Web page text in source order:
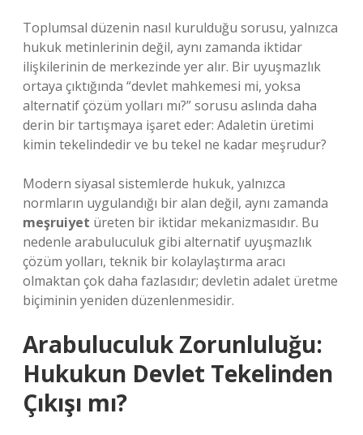
Toplumsal düzenin nasıl kurulduğu sorusu, yalnızca
hukuk metinlerinin değil, aynı zamanda iktidar
ilişkilerinin de merkezinde yer alır. Bir uyuşmazlık
ortaya çıktığında “devlet mahkemesi mi, yoksa
alternatif çözüm yolları mı?” sorusu aslında daha
derin bir tartışmaya işaret eder: Adaletin üretimi
kimin tekelindedir ve bu tekel ne kadar meşrudur?
Modern siyasal sistemlerde hukuk, yalnızca
normların uygulandığı bir alan değil, aynı zamanda
meşruiyet üreten bir iktidar mekanizmasıdır. Bu
nedenle arabuluculuk gibi alternatif uyuşmazlık
çözüm yolları, teknik bir kolaylaştırma aracı
olmaktan çok daha fazlasıdır; devletin adalet üretme
biçiminin yeniden düzenlenmesidir.
Arabuluculuk Zorunluluğu:
Hukukun Devlet Tekelinden
Çıkışı mı?